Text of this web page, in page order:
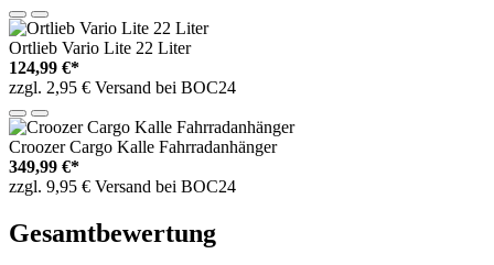
Ortlieb Vario Lite 22 Liter
124,99 €*
zzgl. 2,95 € Versand bei BOC24
Croozer Cargo Kalle Fahrradanhänger
349,99 €*
zzgl. 9,95 € Versand bei BOC24
Gesamtbewertung